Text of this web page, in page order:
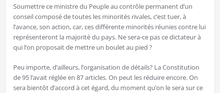
Soumettre ce ministre du Peuple au contrôle permanent d’un
conseil composé de toutes les minorités rivales, c’est tuer, à
l’avance, son action, car, ces différente minorités réunies contre lui
représenteront la majorité du pays. Ne sera-ce pas ce dictateur à
qui l’on proposait de mettre un boulet au pied ?
Peu importe, d’ailleurs, l’organisation de détails? La Constitution
de 95 l’avait réglée en 87 articles. On peut les réduire encore. On
sera bientôt d’accord à cet égard, du moment qu’on le sera sur ce